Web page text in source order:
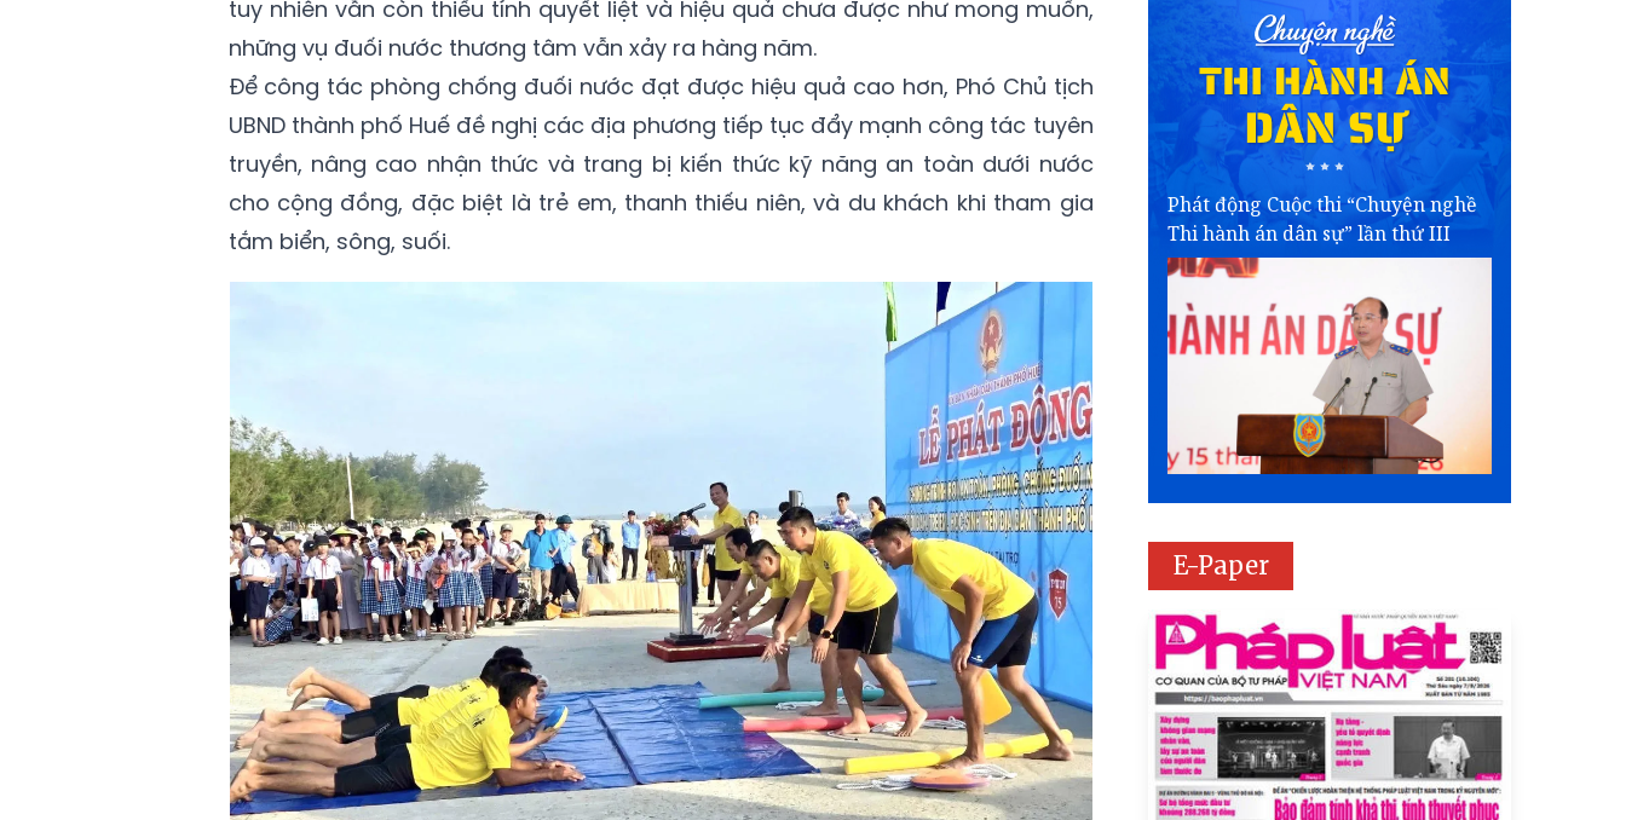
tuy nhiên vẫn còn thiếu tính quyết liệt và hiệu quả chưa được như mong muốn,
những vụ đuối nước thương tâm vẫn xảy ra hàng năm.
Để công tác phòng chống đuối nước đạt được hiệu quả cao hơn, Phó Chủ tịch
UBND thành phố Huế đề nghị các địa phương tiếp tục đẩy mạnh công tác tuyên
truyền, nâng cao nhận thức và trang bị kiến thức kỹ năng an toàn dưới nước
cho cộng đồng, đặc biệt là trẻ em, thanh thiếu niên, và du khách khi tham gia
tắm biển, sông, suối.
Phát động Cuộc thi “Chuyện nghề
Thi hành án dân sự” lần thứ III
E-Paper